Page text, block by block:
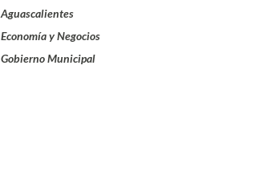
Aguascalientes
Economía y Negocios
Gobierno Municipal